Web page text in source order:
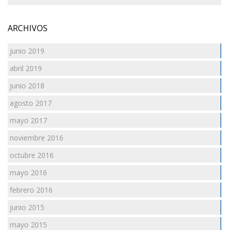
ARCHIVOS
junio 2019
abril 2019
junio 2018
agosto 2017
mayo 2017
noviembre 2016
octubre 2016
mayo 2016
febrero 2016
junio 2015
mayo 2015